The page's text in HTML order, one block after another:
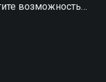
возможность
как